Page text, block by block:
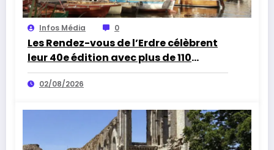
Infos Média 0
Les Rendez-vous de l’Erdre célèbrent
leur 40e édition avec plus de 110
concerts
02/08/2026